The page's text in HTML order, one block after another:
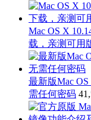
Mac OS X
载，亲测可用
最新版Mac
需任何密码